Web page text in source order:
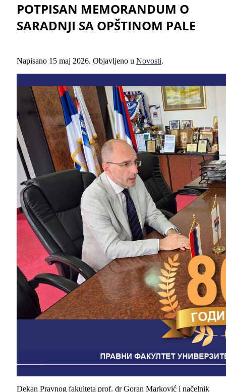
POTPISAN MEMORANDUM O
SARADNJI SA OPŠTINOM PALE
Napisano 15 maj 2026. Objavljeno u Novosti.
Dekan Pravnog fakulteta prof. dr Goran Marković i načelnik